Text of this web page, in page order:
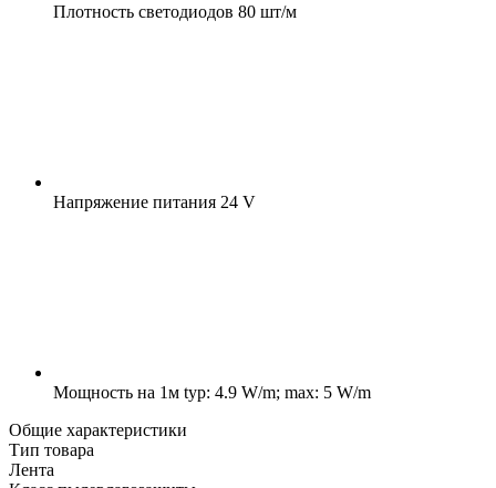
Плотность светодиодов 80 шт/м
Напряжение питания 24 V
Мощность на 1м typ: 4.9 W/m; max: 5 W/m
Общие характеристики
Тип товара
Лента